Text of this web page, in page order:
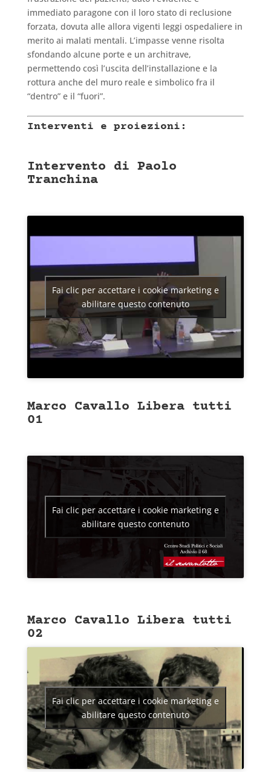
immediato paragone con il loro stato di reclusione
forzata, dovuta alle allora vigenti leggi ospedaliere in
merito ai malati mentali. L’impasse venne risolta
sfondando alcune porte e un architrave,
permettendo così l’uscita dell’installazione e la
rottura anche del muro reale e simbolico fra il
“dentro” e il “fuori”.
Interventi e proiezioni:
Intervento di Paolo
Tranchina
Fai clic per accettare i cookie marketing e
abilitare questo contenuto
Marco Cavallo Libera tutti
01
Fai clic per accettare i cookie marketing e
abilitare questo contenuto
Marco Cavallo Libera tutti
02
Fai clic per accettare i cookie marketing e
abilitare questo contenuto